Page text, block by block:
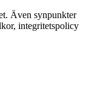
Även synpunkter
integritetspolicy